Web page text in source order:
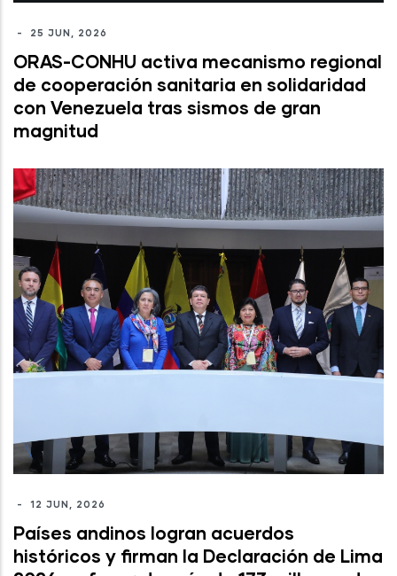
- 25 JUN, 2026
ORAS-CONHU activa mecanismo regional
de cooperación sanitaria en solidaridad
con Venezuela tras sismos de gran
magnitud
- 12 JUN, 2026
Países andinos logran acuerdos
históricos y firman la Declaración de Lima